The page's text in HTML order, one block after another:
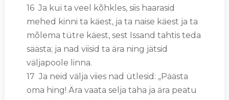
16 Ja kui ta veel kõhkles, siis haarasid
mehed kinni ta käest, ja ta naise käest ja ta
mõlema tütre käest, sest Issand tahtis teda
säästa; ja nad viisid ta ära ning jätsid
väljapoole linna.
17 Ja neid välja viies nad ütlesid: „Päästa
oma hing! Ära vaata selja taha ja ära peatu